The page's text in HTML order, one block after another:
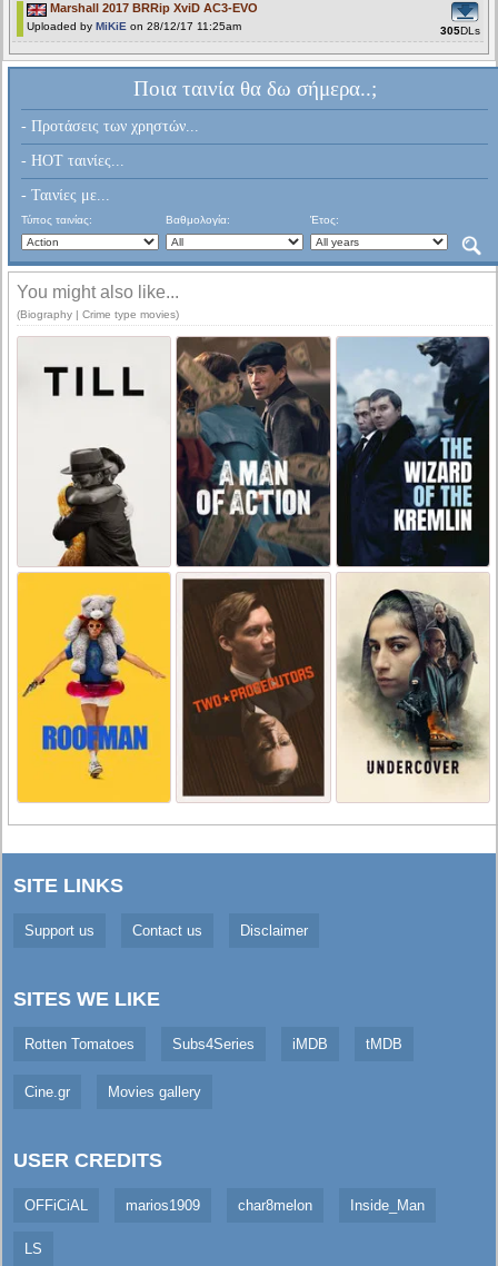
Marshall 2017 BRRip XviD AC3-EVO
Uploaded by MiKiE on 28/12/17 11:25am 305DLs
Ποια ταινία θα δω σήμερα..;
- Προτάσεις των χρηστών...
- HOT ταινίες...
- Ταινίες με...
Τύπος ταινίας: Βαθμολογία: Έτος:
You might also like...
(Biography | Crime type movies)
SITE LINKS
Support us Contact us Disclaimer
SITES WE LIKE
Rotten Tomatoes Subs4Series iMDB tMDB
Cine.gr Movies gallery
USER CREDITS
OFFiCiAL marios1909 char8melon Inside_Man
LS